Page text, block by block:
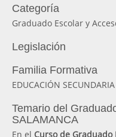
Categoría
Graduado Escolar y
Legislación
Familia Formativa
EDUCACIÓN
Temario del
SALAMANCA
En el Curso de